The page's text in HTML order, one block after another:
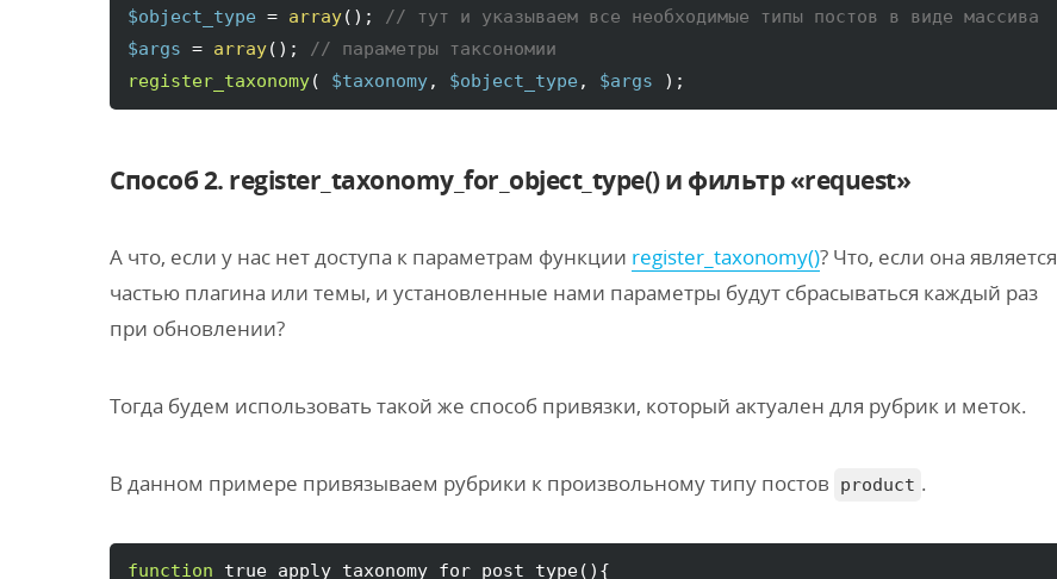
$object_type = array( ) ; // тут и указываем все необходимые типы постов в виде массива
$args = array( ) ; // параметры таксономии
register_taxonomy( $taxonomy, $object_type , $args ) ;
Способ 2. register_taxonomy_for_object_type() и фильтр «request»
А что, если у нас нет доступа к параметрам функции register_taxonomy()? Что, если она является
частью плагина или темы, и установленные нами параметры будут сбрасываться каждый раз
при обновлении?
Тогда будем использовать такой же способ привязки, который актуален для рубрик и меток.
В данном примере привязываем рубрики к произвольному типу постов product .
function true_apply_taxonomy_for_post_type( ) {